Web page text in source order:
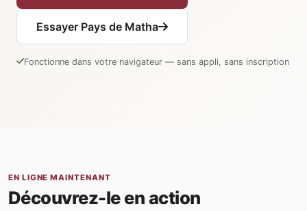
Essayer Pays de Matha
Fonctionne dans votre navigateur — sans appli, sans inscription
EN LIGNE MAINTENANT
Découvrez-le en action